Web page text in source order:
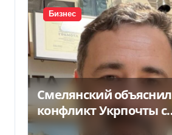
Бизнес
Смелянский объяснил
конфликт Укрпочты с
НБУ из-за платежек